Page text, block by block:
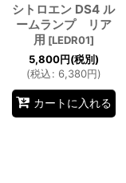
シトロエン DS4 ル
ームランプ リア
用 [LEDR01]
5,800円(税別)
(税込: 6,380円)
カートに入れる